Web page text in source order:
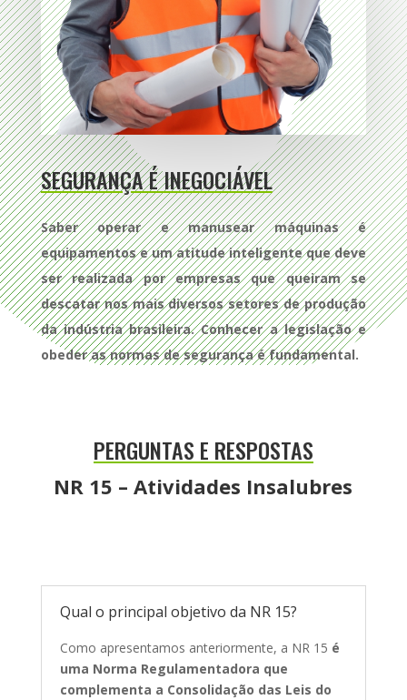
SEGURANÇA É INEGOCIÁVEL
Saber operar e manusear máquinas é
equipamentos e um atitude inteligente que deve
ser realizada por empresas que queiram se
descatar nos mais diversos setores de produção
da indústria brasileira. Conhecer a legislação e
obeder as normas de segurança é fundamental.
PERGUNTAS E RESPOSTAS
NR 15 – Atividades Insalubres
Qual o principal objetivo da NR 15?
Como apresentamos anteriormente, a NR 15 é
uma Norma Regulamentadora que
complementa a Consolidação das Leis do